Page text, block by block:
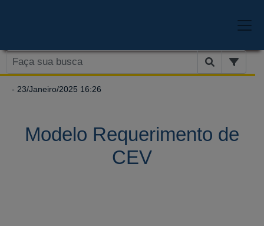
- 23/Janeiro/2025 16:26
Modelo Requerimento de
CEV